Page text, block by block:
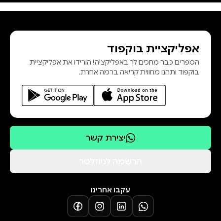
לחצי כאן להורדת פרקים ראשונים
אפליקציית בוקפוד
הספרים כבר מחכים לך באפליקציה! הורידו את אפליקציית
בוקפוד ותהנו מחווית קריאה ברמה אחרת.
יצירת קשר
עקבו אחרינו